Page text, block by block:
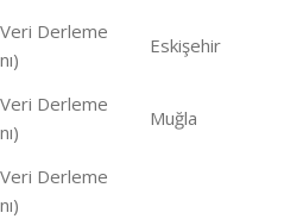
Derleme
Eskişehir
Derleme
Muğla
Derleme